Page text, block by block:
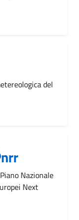
del
Nazionale
Next